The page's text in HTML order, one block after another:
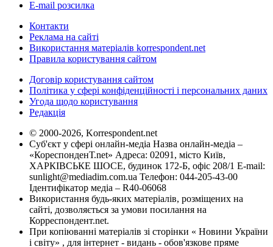
E-mail розсилка
Контакти
Реклама на сайті
Використання матеріалів korrespondent.net
Правила користування сайтом
Договір користування сайтом
Політика у сфері конфіденційності і персональних даних
Угода щодо користування
Редакція
© 2000-2026, Korrespondent.net
Суб'єкт у сфері онлайн-медіа Назва онлайн-медіа –
«КореспонденТ.net» Адреса: 02091, місто Київ,
ХАРКІВСЬКЕ ШОСЕ, будинок 172-Б, офіс 208/1 E-mail:
sunlight@mediadim.com.ua Телефон: 044-205-43-00
Ідентифікатор медіа – R40-06068
Використання будь-яких матеріалів, розміщених на
сайті, дозволяється за умови посилання на
Корреспондент.net.
При копіюванні матеріалів зі сторінки « Новини України
і світу» , для інтернет - видань - обов'язкове пряме